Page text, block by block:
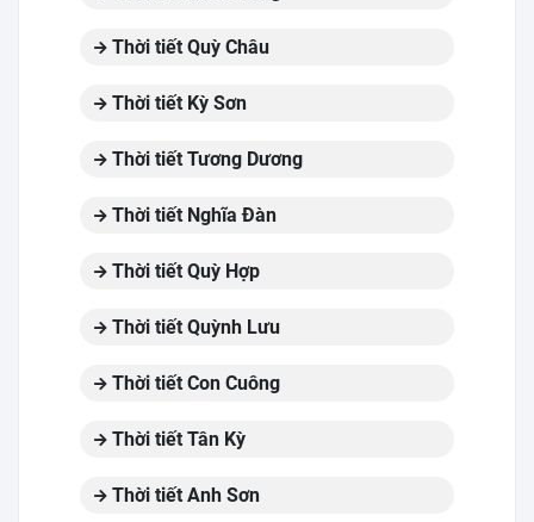
Thời tiết Quỳ Châu
Thời tiết Kỳ Sơn
Thời tiết Tương Dương
Thời tiết Nghĩa Đàn
Thời tiết Quỳ Hợp
Thời tiết Quỳnh Lưu
Thời tiết Con Cuông
Thời tiết Tân Kỳ
Thời tiết Anh Sơn